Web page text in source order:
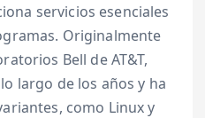
servicios esenciales
Originalmente
Bell de AT&T,
largo de los años y ha
como Linux y